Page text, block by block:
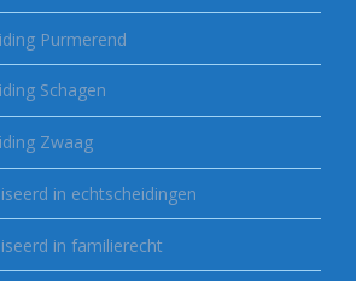
Purmerend
Schagen
Zwaag
in echtscheidingen
in familierecht